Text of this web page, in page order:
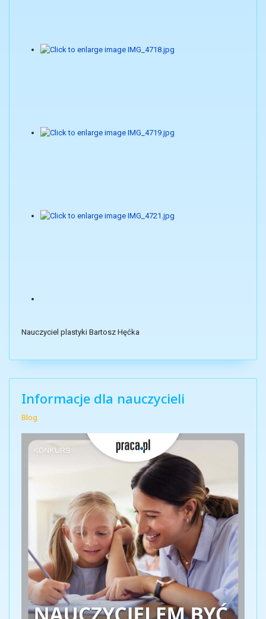
Nauczyciel plastyki Bartosz Hęćka
Informacje dla nauczycieli
Blog